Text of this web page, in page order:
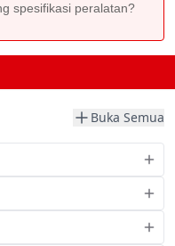
spesifikasi peralatan?
Buka Semua